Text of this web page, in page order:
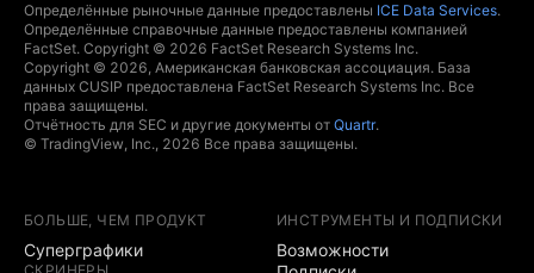
Определённые рыночные данные предоставлены ICE Data Services.
Определённые справочные данные предоставлены компанией
FactSet. Copyright © 2026 FactSet Research Systems Inc.
Copyright © 2026, Американская банковская ассоциация. База
данных CUSIP предоставлена FactSet Research Systems Inc. Все
права защищены.
Отчётность для SEC и другие документы от Quartr.
© TradingView, Inc., 2026 Все права защищены.
БОЛЬШЕ, ЧЕМ ПРОДУКТ
Суперграфики
ИНСТРУМЕНТЫ И ПОДПИСКИ
Возможности